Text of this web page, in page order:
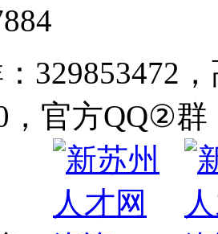
329853472
，官方QQ②群